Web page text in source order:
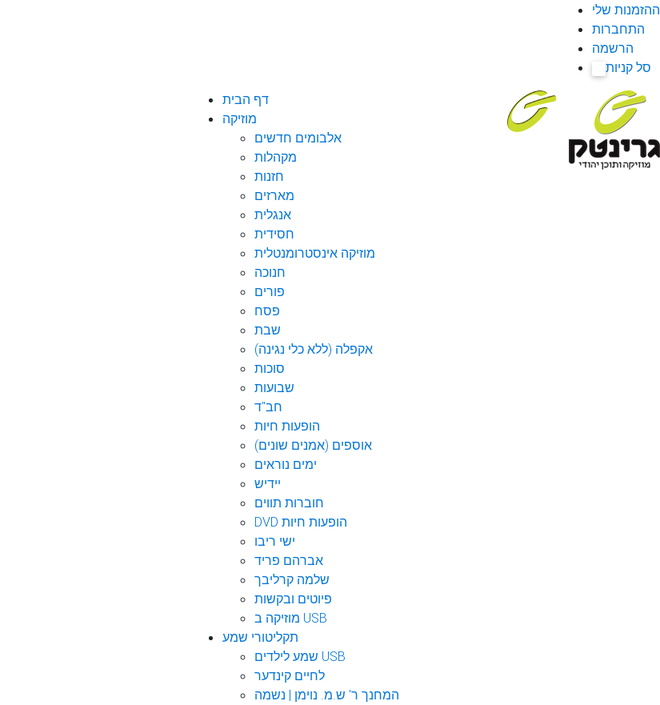
ההזמנות שלי
התחברות
הרשמה
סל קניות
דף הבית
מוזיקה
אלבומים חדשים
מקהלות
חזנות
מארזים
אנגלית
חסידית
מוזיקה אינסטרומנטלית
חנוכה
פורים
פסח
שבת
אקפלה (ללא כלי נגינה)
סוכות
שבועות
חב"ד
הופעות חיות
אוספים (אמנים שונים)
ימים נוראים
יידיש
חוברות תווים
DVD הופעות חיות
ישי ריבו
אברהם פריד
שלמה קרליבך
פיוטים ובקשות
מוזיקה ב USB
תקליטורי שמע
שמע לילדים USB
לחיים קינדער
המחנך ר' ש.מ. נוימן | נשמה